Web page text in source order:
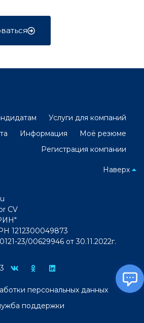
Услуги для компаний
Информация
Моё резюме
Регистрация компании
Наверх
CV
1212300049873
23/00629946 от 30.11.2022г.
персональных данных
поддержки